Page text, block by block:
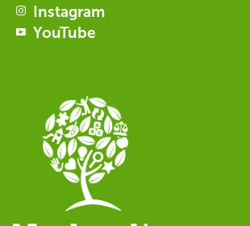
Instagram
YouTube